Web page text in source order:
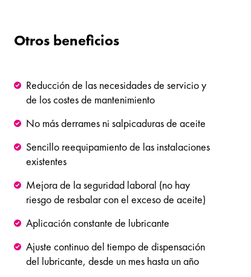
Otros beneficios
Reducción de las necesidades de servicio y
de los costes de mantenimiento
No más derrames ni salpicaduras de aceite
Sencillo reequipamiento de las instalaciones
existentes
Mejora de la seguridad laboral (no hay
riesgo de resbalar con el exceso de aceite)
Aplicación constante de lubricante
Ajuste continuo del tiempo de dispensación
del lubricante, desde un mes hasta un año